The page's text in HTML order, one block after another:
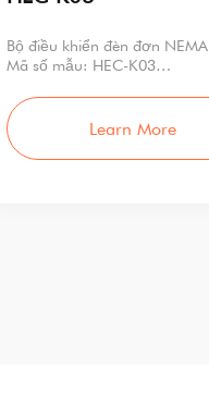
Bộ điều khiển đèn đơn NEMA
Mã số mẫu: HEC-K03
Điện áp đầu vào
Learn More